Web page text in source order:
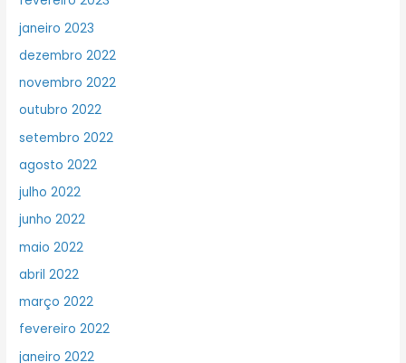
janeiro 2023
dezembro 2022
novembro 2022
outubro 2022
setembro 2022
agosto 2022
julho 2022
junho 2022
maio 2022
abril 2022
março 2022
fevereiro 2022
janeiro 2022